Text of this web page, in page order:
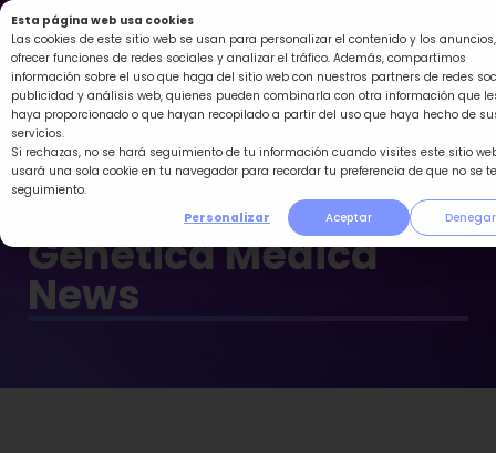
Esta página web usa cookies
Las cookies de este sitio web se usan para personalizar el contenido y los anuncios,
ofrecer funciones de redes sociales y analizar el tráfico. Además, compartimos
información sobre el uso que haga del sitio web con nuestros partners de redes
publicidad y análisis web, quienes pueden combinarla con otra información que
haya proporcionado o que hayan recopilado a partir del uso que haya hecho de
servicios.
Si rechazas, no se hará seguimiento de tu información cuando visites este sitio
usará una sola cookie en tu navegador para recordar tu preferencia de que no se
seguimiento.
Personalizar
Aceptar Denegar
Ir
al
contenido
Genética Médica
News